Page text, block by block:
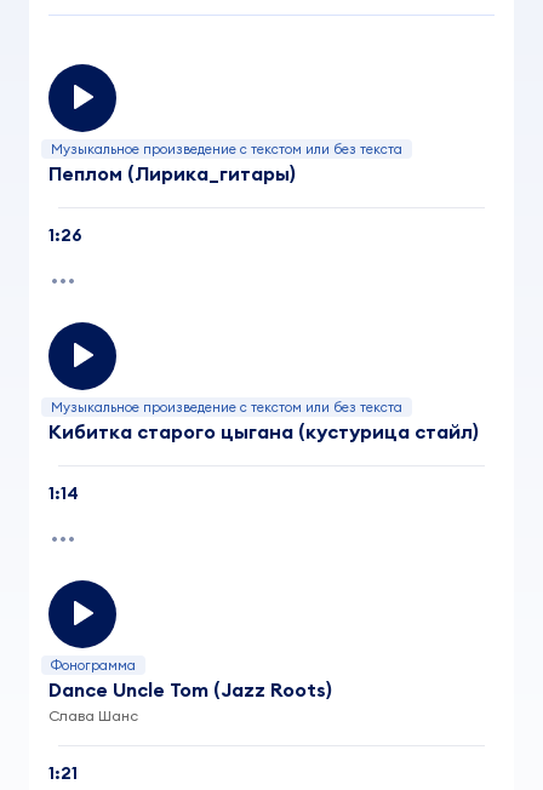
Музыкальное произведение с текстом или без текста
Пеплом (Лирика_гитары)
1:26
Музыкальное произведение с текстом или без текста
Кибитка старого цыгана (кустурица стайл)
1:14
Фонограмма
Dance Uncle Tom (Jazz Roots)
Слава Шанс
1:21